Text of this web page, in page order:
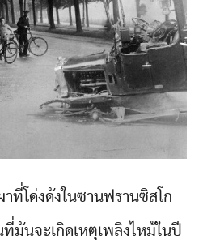
ที่โด่งดังในซานฟรานซิสโก
มันจะเกิดเหตุเพลิงไหม้ในปี